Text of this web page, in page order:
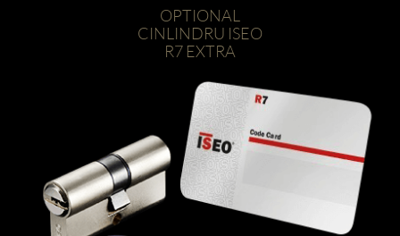
OPTIONAL
CINLINDRU ISEO
R7 EXTRA